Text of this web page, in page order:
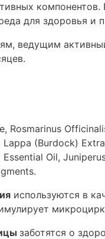
для здоровья и
ведущим
Rosmarinus
(Burdock)
Oil,
используются в
заботятся о